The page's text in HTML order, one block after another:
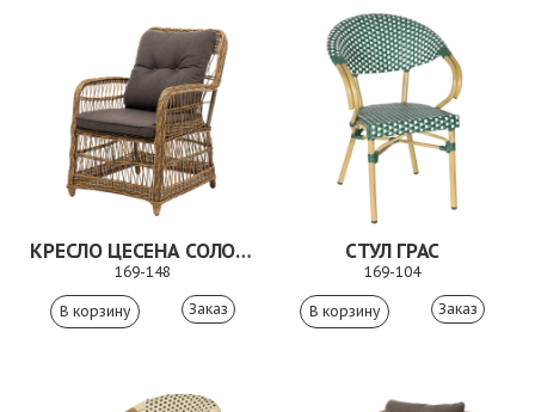
КРЕСЛО ЦЕСЕНА СОЛОМЕННЫЙ
169-148
Заказ
СТУЛ ГРАС
169-104
Заказ